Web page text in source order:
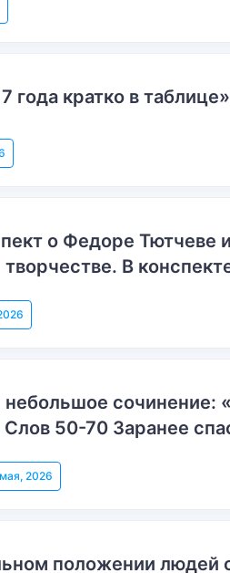
года кратко в таблице»
о Федоре
В
сочинение:
50-70 Заранее
2026
положении людей